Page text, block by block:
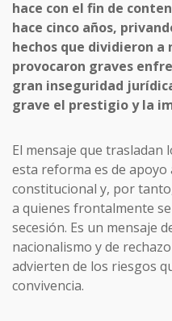
hace con el fin de
hace cinco años,
hechos que dividieron a
provocaron graves
gran inseguridad
grave el prestigio y la
El mensaje que
esta reforma es de
constitucional y, por
a quienes frontalmente
secesión. Es un mensaje
nacionalismo y de
advierten de los riesgos
convivencia.